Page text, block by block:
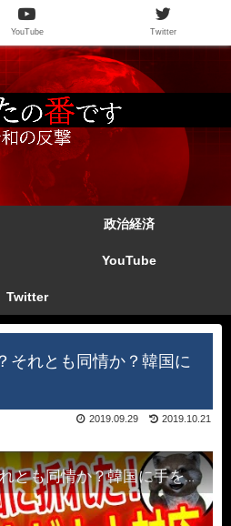
政治経済
YouTube
Twitter
それとも同情か？韓国に
2019.10.21
2019.09.29
韓国に日本が譲歩!それとも同情か？韓国に手を差し伸べる？
YouTube Twitter